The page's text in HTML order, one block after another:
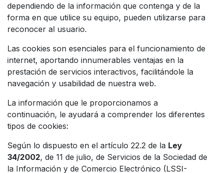
dependiendo de la información que contenga y de la
forma en que utilice su equipo, pueden utilizarse para
reconocer al usuario.
Las cookies son esenciales para el funcionamiento de
internet, aportando innumerables ventajas en la
prestación de servicios interactivos, facilitándole la
navegación y usabilidad de nuestra web.
La información que le proporcionamos a
continuación, le ayudará a comprender los diferentes
tipos de cookies:
Según lo dispuesto en el artículo 22.2 de la Ley
34/2002, de 11 de julio, de Servicios de la Sociedad de
la Información y de Comercio Electrónico (LSSI-